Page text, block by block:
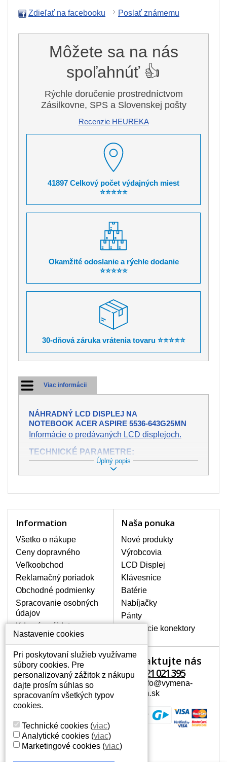
Zdieľať na facebooku Poslať známemu
Môžete sa na nás
spoľahnúť 👍
Rýchle doručenie prostredníctvom
Zásilkovne, SPS a Slovenskej pošty
Recenzie HEUREKA
41897 Celkový počet výdajných miest
⭐⭐⭐⭐⭐
Okamžité odoslanie a rýchle dodanie
⭐⭐⭐⭐⭐
30-dňová záruka vrátenia tovaru ⭐⭐⭐⭐⭐
Viac informácii
NÁHRADNÝ LCD DISPLEJ NA
NOTEBOOK ACER ASPIRE 5536-643G25MN
Informácie o predávaných LCD displejoch.
TECHNICKÉ PARAMETRE:
Stav:Nový
Záruka:2 roky
Veľkosť:15,6" (13.6"x7.6")
Podsvietenie:
Povrch displeja:
BALENIE OBSAHUJE:
Nový displej k notebooku Acer Aspire 5536-
643G25Mn
Úplný popis
Information
Všetko o nákupe
Ceny dopravného
Veľkoobchod
Reklamačný poriadok
Obchodné podmienky
Spracovanie osobných
údajov
Kde nás nájdete
Naša ponuka
Nové produkty
Výrobcovia
LCD Displej
Klávesnice
Batérie
Nabíjačky
Pánty
Napájacie konektory
Váš účet
Váš účet
Osobné informácie
Adresy
Kontaktujte nás
+421 221 021 395
Mail: info@vymena-
displeja.sk
Nastavenie cookies
Pri poskytovaní služieb využívame
súbory cookies. Pre
personalizovaný zážitok z nákupu
dajte prosím súhlas so
spracovaním všetkých typov
cookies.
Technické cookies (viac)
Analytické cookies (viac)
Marketingové cookies (viac)